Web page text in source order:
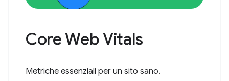
Core Web Vitals
Metriche essenziali per un sito sano.